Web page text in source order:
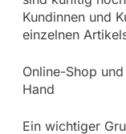
Kundinnen und
einzelnen
Online-Shop
Hand
Ein wichtiger